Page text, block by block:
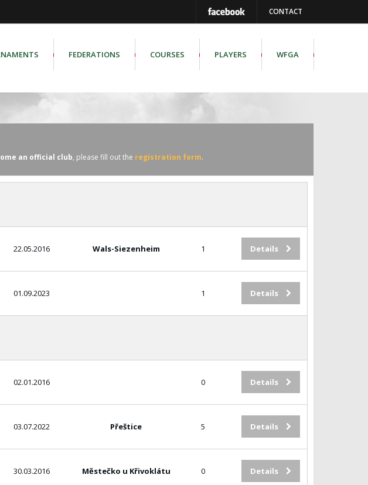
CONTACT
FEDERATIONS COURSES PLAYERS WFGA
an official club, please fill out the registration form.
22.05.2016 Wals-Siezenheim 1 Details
01.09.2023 1 Details
02.01.2016 0 Details
03.07.2022 Přeštice 5 Details
30.03.2016 Městečko u Křivoklátu 0 Details